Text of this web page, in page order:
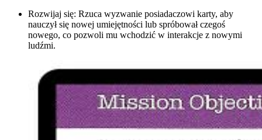
Rozwijaj się: Rzuca wyzwanie posiadaczowi karty, aby
nauczył się nowej umiejętności lub spróbował czegoś
nowego, co pozwoli mu wchodzić w interakcje z nowymi
ludźmi.